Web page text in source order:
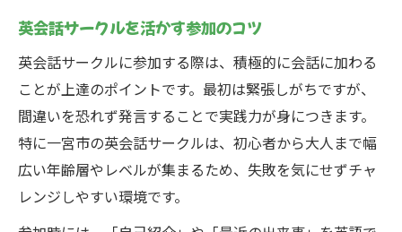
英会話サークルを活かす参加のコツ
英会話サークルに参加する際は、積極的に会話に加わる
ことが上達のポイントです。最初は緊張しがちですが、
間違いを恐れず発言することで実践力が身につきます。
特に一宮市の英会話サークルは、初心者から大人まで幅
広い年齢層やレベルが集まるため、失敗を気にせずチャ
レンジしやすい環境です。